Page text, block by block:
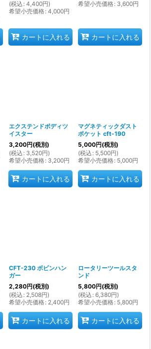
(税込 : 4,400円)
希望小売価格: 4,000円
カートに入れる
希望小売価格: 3,600円
カートに入れる
エクステンドボディツ
イスター
3,200円(税別)
(税込 : 3,520円)
希望小売価格: 3,200円
カートに入れる
マグネティックダスト
ポケット cft-190
5,000円(税別)
(税込 : 5,500円)
希望小売価格: 5,000円
カートに入れる
CFT-230 ボビンハン
ガー
2,280円(税別)
(税込 : 2,508円)
希望小売価格: 2,400円
カートに入れる
ロータリーツールスタ
ンド
5,800円(税別)
(税込 : 6,380円)
希望小売価格: 5,800円
カートに入れる